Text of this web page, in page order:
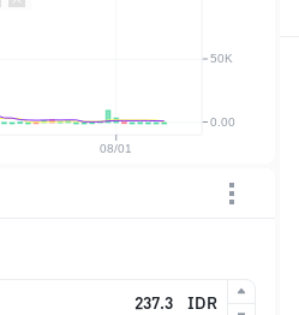
IDR